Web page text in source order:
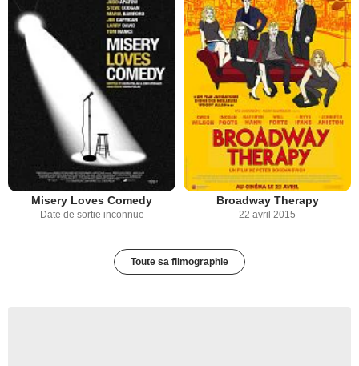
Misery Loves Comedy
Date de sortie inconnue
Broadway Therapy
22 avril 2015
Toute sa filmographie